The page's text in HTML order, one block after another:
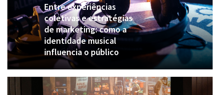
Entre experiências
coletivas e estratégias
de marketing: como a
identidade musical
influencia o público